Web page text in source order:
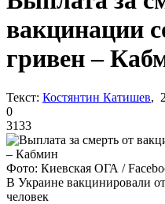
вакцинации
гривен –
Текст: Костянтин Катишев,
0
3133
Фото: Киевская ОГА /
В Украине вакцинировали
человек